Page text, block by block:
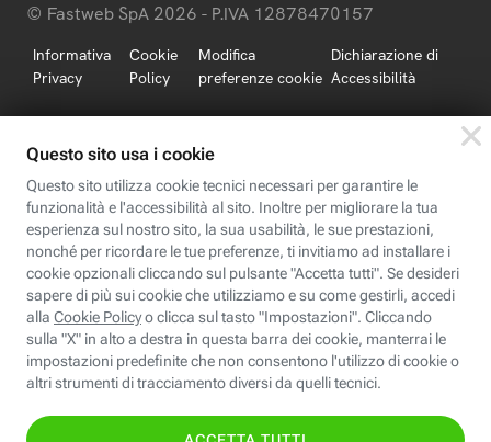
© Fastweb SpA 2026 - P.IVA 12878470157
Informativa
Privacy
Cookie
Policy
Modifica
preferenze cookie
Dichiarazione di
Accessibilità